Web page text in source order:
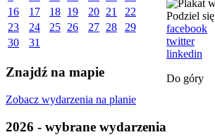
16
17 18 19 20 21
22
23
24 25 26 27 28
29
30
31
Znajdź na mapie
Zobacz wydarzenia na planie
2026 - wybrane wydarzenia
Podziel się
facebook
twitter
linkedin
Do góry